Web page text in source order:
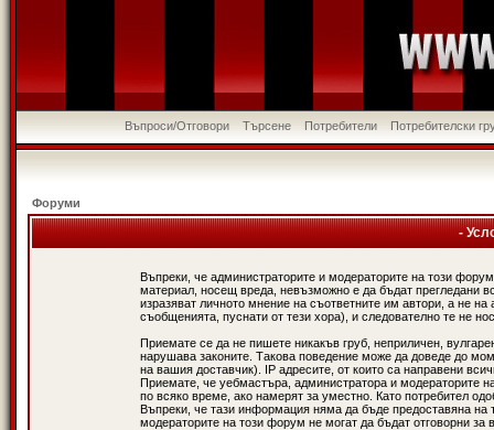
Въпроси/Отговори Търсене Потребители Потребителски
Форуми
-
Въпреки, че администраторите и модераторите на този
материал, носещ вреда, невъзможно е да бъдат прегледани
изразяват личното мнение на съответните им автори, а не
съобщенията, пуснати от тези хора), и следователно те не
Приемате се да не пишете никакъв груб, неприличен,
нарушава законите. Такова поведение може да доведе до
на вашия доставчик). IP адресите, от които са направени
Приемате, че уебмастъра, администратора и модераторите
по всяко време, ако намерят за уместно. Като потребител
Въпреки, че тази информация няма да бъде предоставяна
модераторите на този форум не могат да бъдат отговорни за